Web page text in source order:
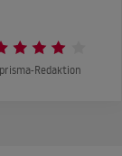
prisma-Redaktion